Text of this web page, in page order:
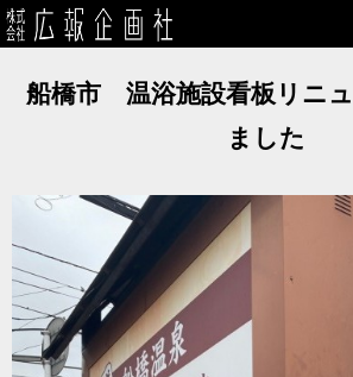
船橋市 温浴施設看板リニ
ました